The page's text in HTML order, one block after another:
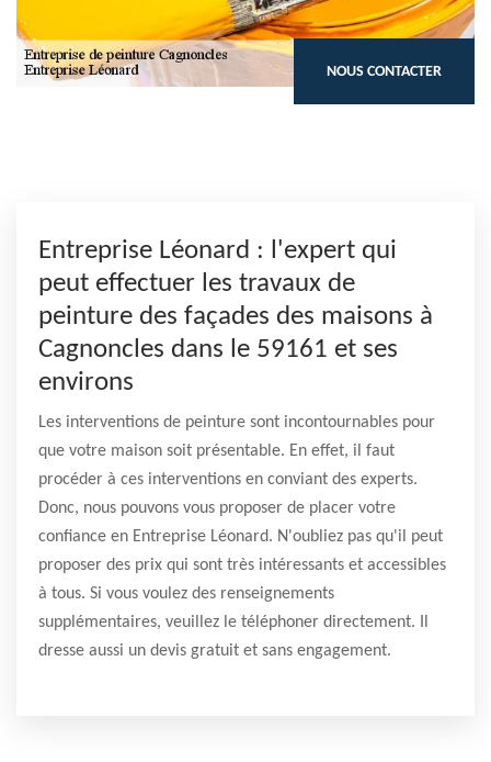
NOUS CONTACTER
Entreprise Léonard : l'expert qui
peut effectuer les travaux de
peinture des façades des maisons à
Cagnoncles dans le 59161 et ses
environs
Les interventions de peinture sont incontournables pour
que votre maison soit présentable. En effet, il faut
procéder à ces interventions en conviant des experts.
Donc, nous pouvons vous proposer de placer votre
confiance en Entreprise Léonard. N'oubliez pas qu'il peut
proposer des prix qui sont très intéressants et accessibles
à tous. Si vous voulez des renseignements
supplémentaires, veuillez le téléphoner directement. Il
dresse aussi un devis gratuit et sans engagement.